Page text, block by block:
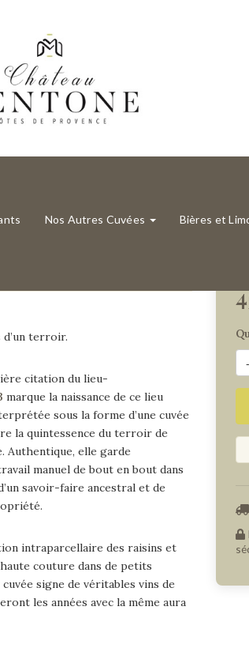
Nos Autres Cuvées Bières et
terroir.
citation du lieu-
marque la naissance de ce lieu
sous la forme d’une cuvée
la quintessence du terroir de
. Authentique, elle garde
manuel de bout en bout dans
savoir-faire ancestral et de
intraparcellaire des raisins et
couture dans de petits
signe de véritables vins de
les années avec la même aura
-